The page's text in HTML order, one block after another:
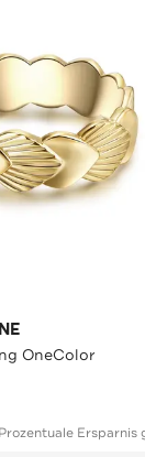
OneColor
Ersparnis